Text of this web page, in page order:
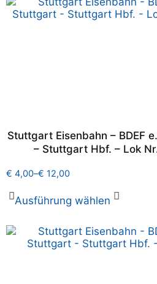
Stuttgart Eisenbahn – BDEF
– Stuttgart Hbf. – Lok
€ 4,00–€ 12,00
Ausführung wählen